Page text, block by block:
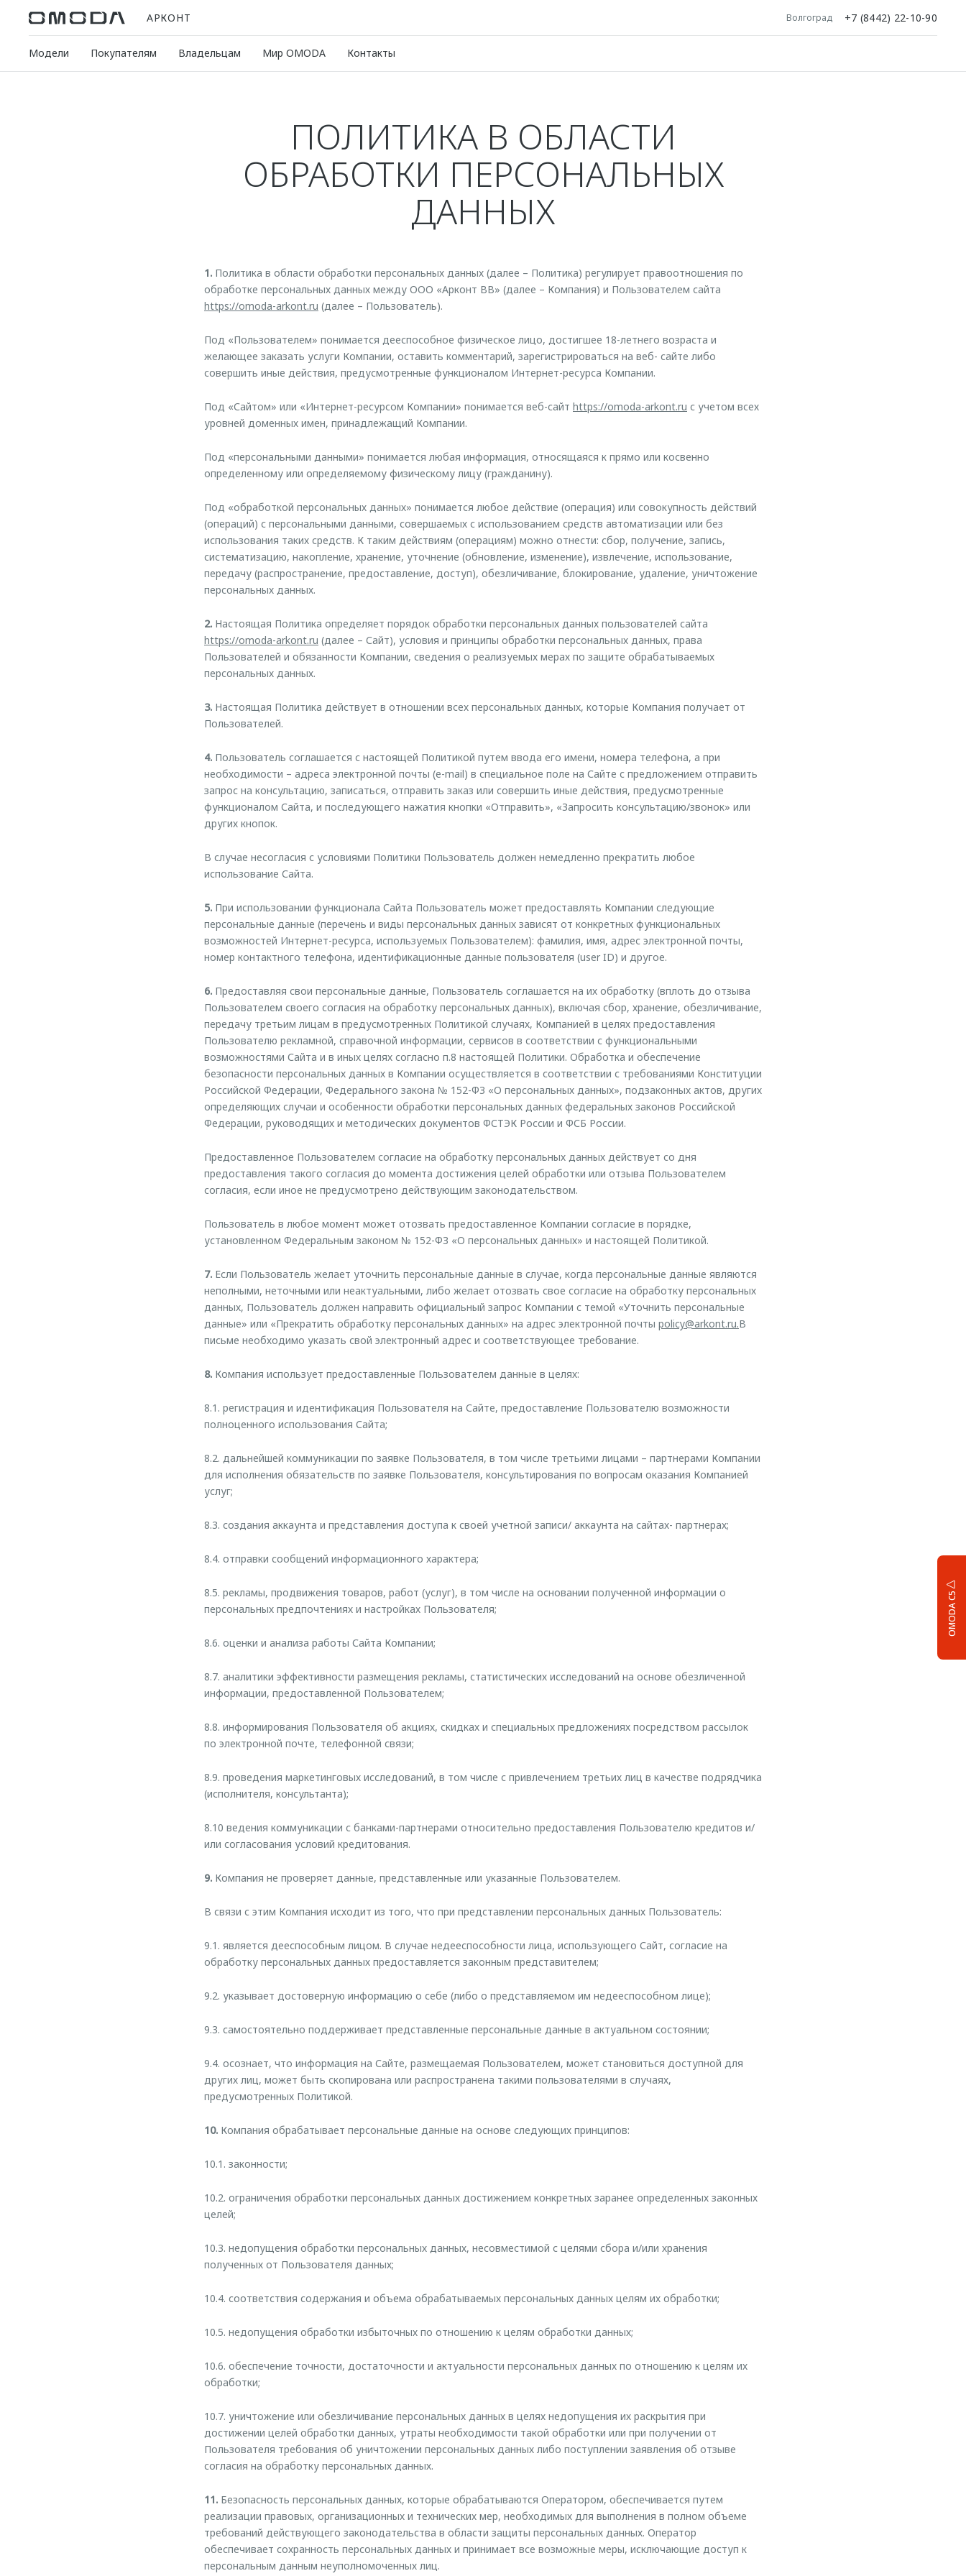
АРКОНТ Волгоград +7 (8442) 22-10-90
Модели Покупателям Владельцам Мир OMODA Контакты
OMODA C5
ПОЛИТИКА В ОБЛАСТИ
ОБРАБОТКИ ПЕРСОНАЛЬНЫХ
ДАННЫХ
1. Политика в области обработки персональных данных (далее – Политика) регулирует правоотношения по
обработке персональных данных между ООО «Арконт ВВ» (далее – Компания) и Пользователем сайта
https://omoda-arkont.ru (далее – Пользователь).
Под «Пользователем» понимается дееспособное физическое лицо, достигшее 18-летнего возраста и
желающее заказать услуги Компании, оставить комментарий, зарегистрироваться на веб- сайте либо
совершить иные действия, предусмотренные функционалом Интернет-ресурса Компании.
Под «Сайтом» или «Интернет-ресурсом Компании» понимается веб-сайт https://omoda-arkont.ru с учетом всех
уровней доменных имен, принадлежащий Компании.
Под «персональными данными» понимается любая информация, относящаяся к прямо или косвенно
определенному или определяемому физическому лицу (гражданину).
Под «обработкой персональных данных» понимается любое действие (операция) или совокупность действий
(операций) с персональными данными, совершаемых с использованием средств автоматизации или без
использования таких средств. К таким действиям (операциям) можно отнести: сбор, получение, запись,
систематизацию, накопление, хранение, уточнение (обновление, изменение), извлечение, использование,
передачу (распространение, предоставление, доступ), обезличивание, блокирование, удаление, уничтожение
персональных данных.
2. Настоящая Политика определяет порядок обработки персональных данных пользователей сайта
https://omoda-arkont.ru (далее – Сайт), условия и принципы обработки персональных данных, права
Пользователей и обязанности Компании, сведения о реализуемых мерах по защите обрабатываемых
персональных данных.
3. Настоящая Политика действует в отношении всех персональных данных, которые Компания получает от
Пользователей.
4. Пользователь соглашается с настоящей Политикой путем ввода его имени, номера телефона, а при
необходимости – адреса электронной почты (e-mail) в специальное поле на Сайте с предложением отправить
запрос на консультацию, записаться, отправить заказ или совершить иные действия, предусмотренные
функционалом Сайта, и последующего нажатия кнопки «Отправить», «Запросить консультацию/звонок» или
других кнопок.
В случае несогласия с условиями Политики Пользователь должен немедленно прекратить любое
использование Сайта.
5. При использовании функционала Сайта Пользователь может предоставлять Компании следующие
персональные данные (перечень и виды персональных данных зависят от конкретных функциональных
возможностей Интернет-ресурса, используемых Пользователем): фамилия, имя, адрес электронной почты,
номер контактного телефона, идентификационные данные пользователя (user ID) и другое.
6. Предоставляя свои персональные данные, Пользователь соглашается на их обработку (вплоть до отзыва
Пользователем своего согласия на обработку персональных данных), включая сбор, хранение, обезличивание,
передачу третьим лицам в предусмотренных Политикой случаях, Компанией в целях предоставления
Пользователю рекламной, справочной информации, сервисов в соответствии с функциональными
возможностями Сайта и в иных целях согласно п.8 настоящей Политики. Обработка и обеспечение
безопасности персональных данных в Компании осуществляется в соответствии с требованиями Конституции
Российской Федерации, Федерального закона № 152-ФЗ «О персональных данных», подзаконных актов, других
определяющих случаи и особенности обработки персональных данных федеральных законов Российской
Федерации, руководящих и методических документов ФСТЭК России и ФСБ России.
Предоставленное Пользователем согласие на обработку персональных данных действует со дня
предоставления такого согласия до момента достижения целей обработки или отзыва Пользователем
согласия, если иное не предусмотрено действующим законодательством.
Пользователь в любое момент может отозвать предоставленное Компании согласие в порядке,
установленном Федеральным законом № 152-ФЗ «О персональных данных» и настоящей Политикой.
7. Если Пользователь желает уточнить персональные данные в случае, когда персональные данные являются
неполными, неточными или неактуальными, либо желает отозвать свое согласие на обработку персональных
данных, Пользователь должен направить официальный запрос Компании с темой «Уточнить персональные
данные» или «Прекратить обработку персональных данных» на адрес электронной почты policy@arkont.ru.В
письме необходимо указать свой электронный адрес и соответствующее требование.
8. Компания использует предоставленные Пользователем данные в целях:
8.1. регистрация и идентификация Пользователя на Сайте, предоставление Пользователю возможности
полноценного использования Сайта;
8.2. дальнейшей коммуникации по заявке Пользователя, в том числе третьими лицами – партнерами Компании
для исполнения обязательств по заявке Пользователя, консультирования по вопросам оказания Компанией
услуг;
8.3. создания аккаунта и представления доступа к своей учетной записи/ аккаунта на сайтах- партнерах;
8.4. отправки сообщений информационного характера;
8.5. рекламы, продвижения товаров, работ (услуг), в том числе на основании полученной информации о
персональных предпочтениях и настройках Пользователя;
8.6. оценки и анализа работы Сайта Компании;
8.7. аналитики эффективности размещения рекламы, статистических исследований на основе обезличенной
информации, предоставленной Пользователем;
8.8. информирования Пользователя об акциях, скидках и специальных предложениях посредством рассылок
по электронной почте, телефонной связи;
8.9. проведения маркетинговых исследований, в том числе с привлечением третьих лиц в качестве подрядчика
(исполнителя, консультанта);
8.10 ведения коммуникации с банками-партнерами относительно предоставления Пользователю кредитов и/
или согласования условий кредитования.
9. Компания не проверяет данные, представленные или указанные Пользователем.
В связи с этим Компания исходит из того, что при представлении персональных данных Пользователь:
9.1. является дееспособным лицом. В случае недееспособности лица, использующего Сайт, согласие на
обработку персональных данных предоставляется законным представителем;
9.2. указывает достоверную информацию о себе (либо о представляемом им недееспособном лице);
9.3. самостоятельно поддерживает представленные персональные данные в актуальном состоянии;
9.4. осознает, что информация на Сайте, размещаемая Пользователем, может становиться доступной для
других лиц, может быть скопирована или распространена такими пользователями в случаях,
предусмотренных Политикой.
10. Компания обрабатывает персональные данные на основе следующих принципов:
10.1. законности;
10.2. ограничения обработки персональных данных достижением конкретных заранее определенных законных
целей;
10.3. недопущения обработки персональных данных, несовместимой с целями сбора и/или хранения
полученных от Пользователя данных;
10.4. соответствия содержания и объема обрабатываемых персональных данных целям их обработки;
10.5. недопущения обработки избыточных по отношению к целям обработки данных;
10.6. обеспечение точности, достаточности и актуальности персональных данных по отношению к целям их
обработки;
10.7. уничтожение или обезличивание персональных данных в целях недопущения их раскрытия при
достижении целей обработки данных, утраты необходимости такой обработки или при получении от
Пользователя требования об уничтожении персональных данных либо поступлении заявления об отзыве
согласия на обработку персональных данных.
11. Безопасность персональных данных, которые обрабатываются Оператором, обеспечивается путем
реализации правовых, организационных и технических мер, необходимых для выполнения в полном объеме
требований действующего законодательства в области защиты персональных данных. Оператор
обеспечивает сохранность персональных данных и принимает все возможные меры, исключающие доступ к
персональным данным неуполномоченных лиц.